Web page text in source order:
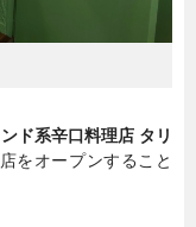
ド系辛口料理店 タリ
をオープンすること